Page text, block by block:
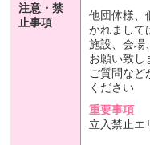
注意・禁
止事項
他団体様、
かれまして
施設、会場
お願い致し
ご質問など
ください
重要事項
立入禁止エ